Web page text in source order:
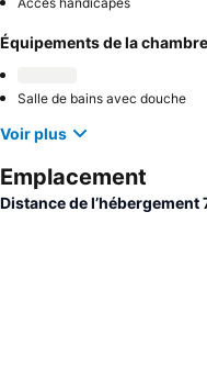
Équipements de la chambre
Salle de bains avec douche
Voir plus
Emplacement
Distance de l’hébergement